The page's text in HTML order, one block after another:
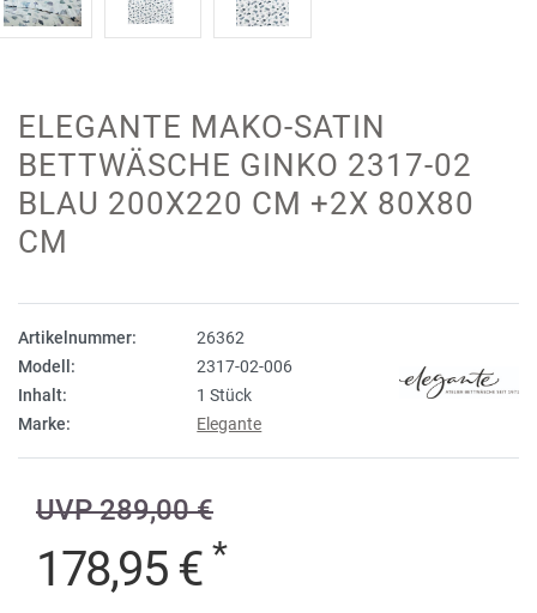
ELEGANTE MAKO-SATIN
BETTWÄSCHE GINKO 2317-02
BLAU 200X220 CM +2X 80X80
CM
Artikelnummer:
26362
Modell:
2317-02-006
Inhalt:
1 Stück
Marke:
Elegante
UVP 289,00 €
178,95 € *